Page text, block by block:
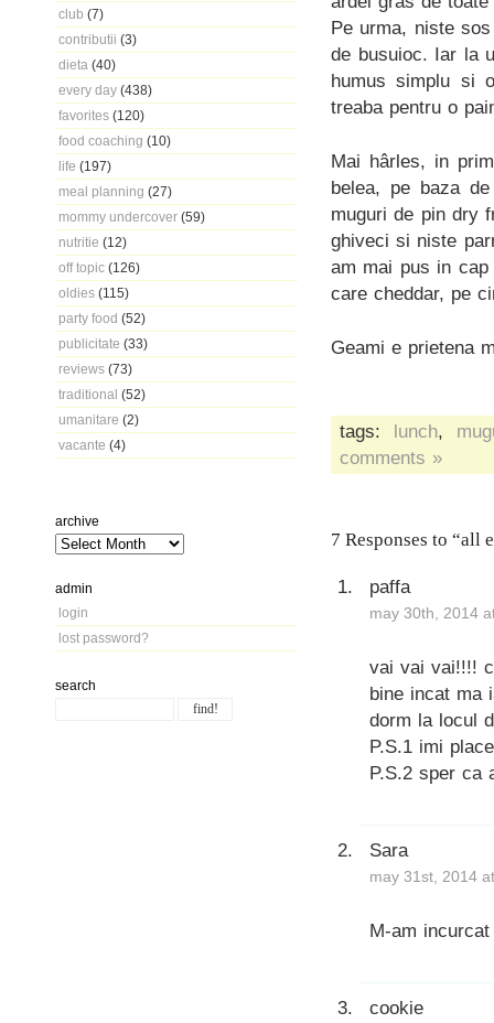
club (7)
contributii (3)
dieta (40)
every day (438)
favorites (120)
food coaching (10)
life (197)
meal planning (27)
mommy undercover (59)
nutritie (12)
off topic (126)
oldies (115)
party food (52)
publicitate (33)
reviews (73)
traditional (52)
umanitare (2)
vacante (4)
archive
admin
login
lost password?
search
Pe urma, niste
de busuioc. Iar la
humus simplu si
treaba pentru o
Mai hârles, in
belea, pe baza
muguri de pin dry
ghiveci si niste
am mai pus in
care cheddar, pe
Geami e prietena
tags: lunch,
comments »
7 Responses to “all
paffa
may 30th, 2014
vai vai vai!!!!
bine incat ma
dorm la locul
P.S.1 imi
P.S.2 sper ca
Sara
may 31st, 2014
M-am
cookie